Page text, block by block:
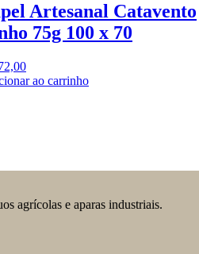
Artesanal Catavento
75g 100 x 70
ao carrinho
agrícolas e aparas industriais.